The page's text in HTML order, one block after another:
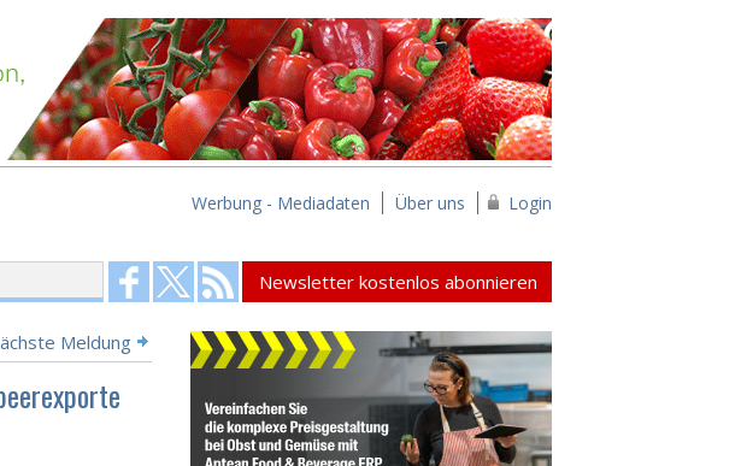
Werbung - Mediadaten Über uns Login
Newsletter kostenlos abonnieren
Meldung